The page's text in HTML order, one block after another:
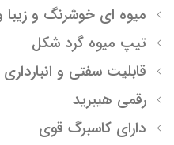
میوه ای خوشرنگ و زیبا و
تیپ میوه گرد شکل
قابلیت سفتی و انبارداری
رقمی هیبرید
دارای کاسبرگ قوی